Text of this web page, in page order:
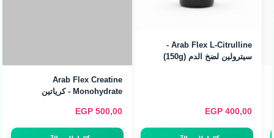
Arab Flex L-Citrulline -
سيترولين لضخ الدم (150g)
400,00
EGP
مونوهيدرات (240g / 80
Servings)
500,00
EGP